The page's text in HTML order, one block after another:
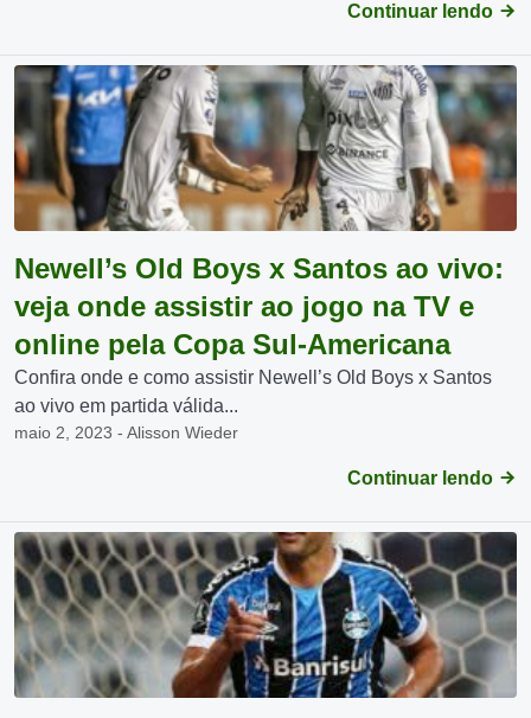
Continuar lendo
Newell’s Old Boys x Santos ao vivo:
veja onde assistir ao jogo na TV e
online pela Copa Sul-Americana
Confira onde e como assistir Newell’s Old Boys x Santos
ao vivo em partida válida...
maio 2, 2023 - Alisson Wieder
Continuar lendo